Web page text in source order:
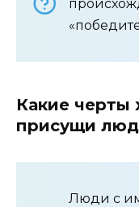
Какие черты
присущи
Люди с